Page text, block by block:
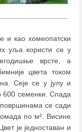
и као хомеопатски
уља користи се у
врсте, а
цвета током
Сеје се у јулу и
600 семенки. Спада
се сади
по м². Висине
је једноставан и